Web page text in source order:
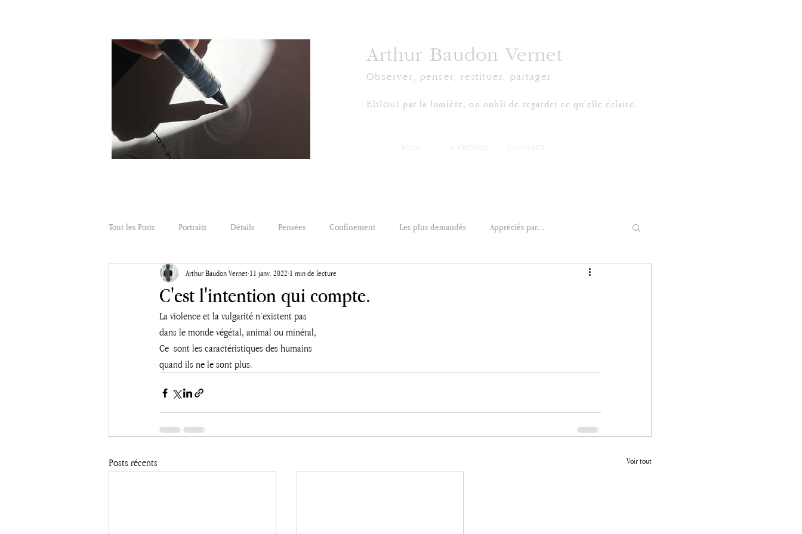
Arthur Baudon Vernet
Observer, penser, restituer, partager.
Ebloui par la lumière, on oubli de regarder ce qu'elle éclaire.
Tout les Posts Portraits Détails Pensées Confinement Les plus demandés Appréciés par...
C'est l'intention qui compte.
Arthur Baudon Vernet 11 janv. 2022 1 min de lecture
La violence et la vulgarité n’existent pas
dans le monde végétal, animal ou minéral,
Ce  sont les caractéristiques des humains
quand ils ne le sont plus.
Posts récents Voir tout